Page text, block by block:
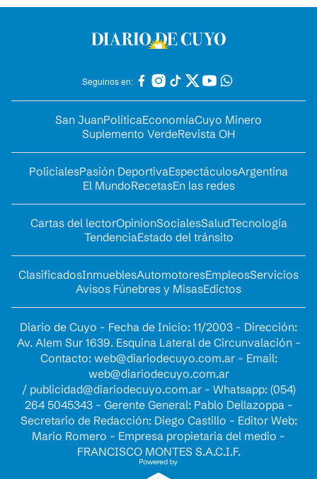
Seguinos en:
San JuanPolíticaEconomíaCuyo Minero
Suplemento VerdeRevista OH
PolicialesPasión DeportivaEspectáculosArgentina
El MundoRecetasEn las redes
Cartas del lectorOpinionSocialesSaludTecnología
TendenciaEstado del tránsito
ClasificadosInmueblesAutomotoresEmpleosServicios
Avisos Fúnebres y MisasEdictos
Diario de Cuyo - Fecha de Inicio: 11/2003 - Dirección:
Av. Alem Sur 1639. Esquina Lateral de Circunvalación -
Contacto: web@diariodecuyo.com.ar- Email:
web@diariodecuyo.com.ar
/ publicidad@diariodecuyo.com.ar- Whatsapp: (054)
264 5045343 - Gerente General: Pablo Dellazoppa -
Secretario de Redacción: Diego Castillo - Editor Web:
Mario Romero - Empresa propietaria del medio -
FRANCISCO MONTES S.A.C.I.F.